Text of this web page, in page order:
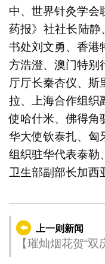
中、世界针灸学会
药报》社社长陆静
书处刘文勇、香港
方浩澄、澳门特别
厅厅长秦杏仪、斯
拉、上海合作组织
使哈什米、佛得角
华大使钦泰扎、匈
组织驻华代表泰勒
卫生部副部长加西
上一则新闻
【璀灿烟花贺“